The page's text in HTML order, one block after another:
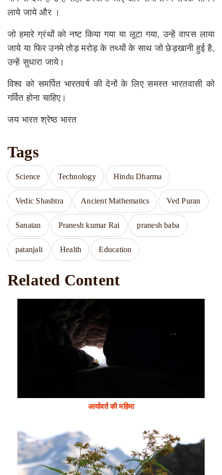
लाये जाये और ।
जो हमारे ग्रंथों को नष्ट किया गया या लूटा गया, उन्हें वापस लाया
जाये या फिर उनमे तोड़ मरोड़ के तथ्यों के साथ जो छेड़खानी हुई है,
उन्हें सुधारा जाये।
विश्व को समर्पित भारतवर्ष की देनों के लिए समस्त भारतवासी को
गर्वित होना चाहिए।
जय भारत श्रेष्ठ भारत
Tags
Science Technology Hindu Dharma
Vedic Shashtra Ancient Mathematics Ved Puran
Sanatan Pranesh kumar Rai pranesh baba
patanjali Health Education
Related Content
आर्यावर्त की महिमा